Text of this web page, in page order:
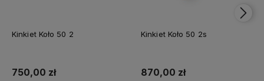
Kinkiet Koło 50 2
750,00 zł
Kinkiet Koło 50 2s
870,00 zł